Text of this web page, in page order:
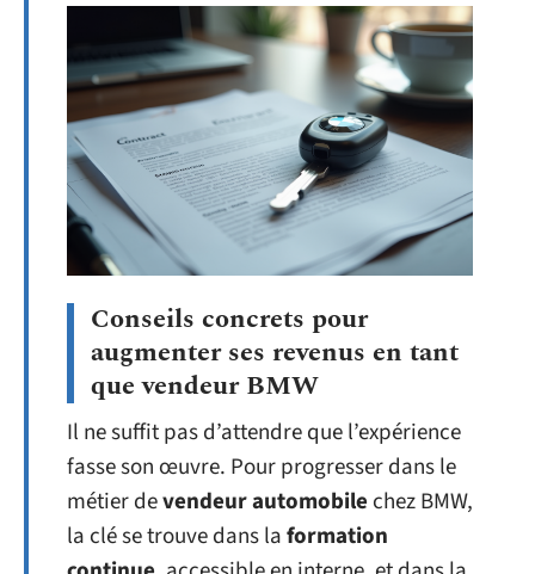
Conseils concrets pour
augmenter ses revenus en tant
que vendeur BMW
Il ne suffit pas d’attendre que l’expérience
fasse son œuvre. Pour progresser dans le
métier devendeur automobile chez BMW,
la clé se trouve dans laformation